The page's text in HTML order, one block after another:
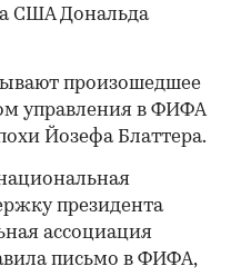
США Дональда
произошедшее
управления в ФИФА
Йозефа Блаттера.
президента
ассоциация
письмо в ФИФА,